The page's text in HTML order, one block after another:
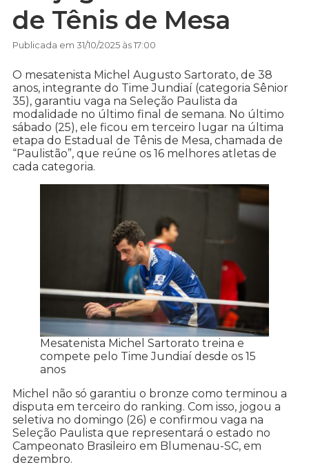
de Tênis de Mesa
Publicada em 31/10/2025 às 17:00
O mesatenista Michel Augusto Sartorato, de 38
anos, integrante do Time Jundiaí (categoria Sênior
35), garantiu vaga na Seleção Paulista da
modalidade no último final de semana. No último
sábado (25), ele ficou em terceiro lugar na última
etapa do Estadual de Tênis de Mesa, chamada de
“Paulistão”, que reúne os 16 melhores atletas de
cada categoria.
Mesatenista Michel Sartorato treina e
compete pelo Time Jundiaí desde os 15
anos
Michel não só garantiu o bronze como terminou a
disputa em terceiro do ranking. Com isso, jogou a
seletiva no domingo (26) e confirmou vaga na
Seleção Paulista que representará o estado no
Campeonato Brasileiro em Blumenau-SC, em
dezembro.